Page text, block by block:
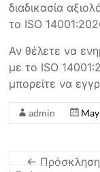
διαδικασία
το ISO
Αν θέλετε να
με το ISO
μπορείτε να
admin
←